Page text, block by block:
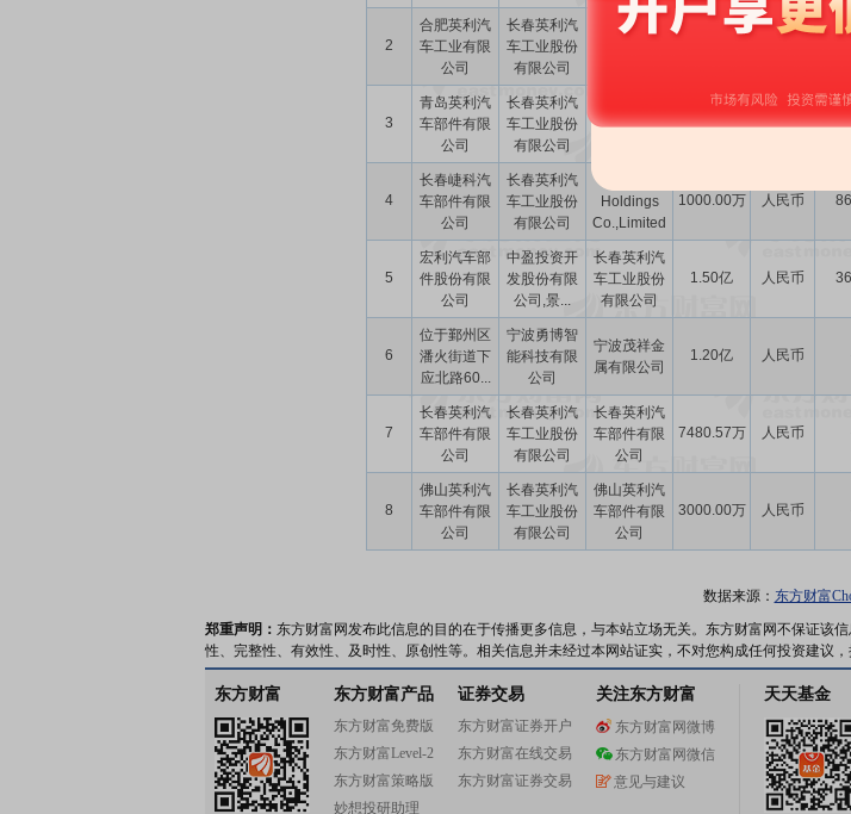
2
合肥英利汽
车工业有限
公司
长春英利汽
车工业股份
有限公司
合肥英利汽
3
青岛英利汽
车部件有限
公司
长春英利汽
车工业股份
有限公司
车部件有限
7500.00万 人民币
4
长春崨科汽
车部件有限
公司
长春英利汽
车工业股份
有限公司
Holdings
Co.,Limited
1000.00万 人民币
5
宏利汽车部
件股份有限
公司
中盈投资开
发股份有限
公司,景...
长春英利汽
车工业股份
有限公司
1.50亿 人民币
6
位于鄞州区
潘火街道下
应北路60...
宁波勇博智
能科技有限
公司
宁波茂祥金
属有限公司
1.20亿 人民币
7
长春英利汽
车部件有限
公司
长春英利汽
车工业股份
有限公司
长春英利汽
车部件有限
公司
7480.57万 人民币
8
佛山英利汽
车部件有限
公司
长春英利汽
车工业股份
有限公司
佛山英利汽
车部件有限
公司
3000.00万 人民币
数据来源： 东方财富
郑重声明： 东方财富网发布此信息的目的在于传播更多信息，与本站立场无关。东方财富网不保证该
性、完整性、有效性、及时性、原创性等。相关信息并未经过本网站证实，不对您构成任何投资建议，
东方财富 东方财富产品
东方财富免费版
东方财富Level-2
东方财富策略版
妙想投研助理
证券交易
东方财富证券开户
东方财富在线交易
东方财富证券交易
关注东方财富
东方财富网微博
东方财富网微信
意见与建议
天天基金